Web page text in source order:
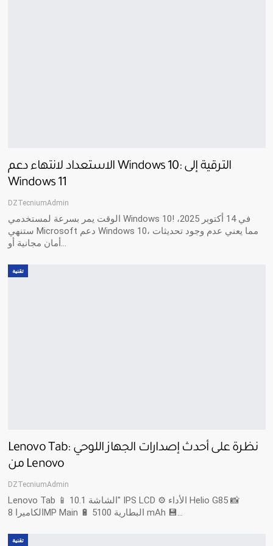
الاستعداد لانتهاء دعم Windows 10: الترقية إلى
Windows 11
DZTecniumAdmin
الوقت يمر بسرعة لمستخدمي Windows 10! في 14 أكتوبر 2025،
ستنهي Microsoft دعم Windows 10، مما يعني عدم وجود تحديثات
أمان مجانية أو…
تقنية
Lenovo Tab: نظرة على أحدث إصدارات الجهاز اللوحي
من Lenovo
DZTecniumAdmin
Lenovo Tab 📱 الشاشة 10.1" IPS LCD ⚙️ الأداء Helio G85 📸
الكاميرا 8MP Main 🔋 البطارية 5100 mAh 💾
تقنية